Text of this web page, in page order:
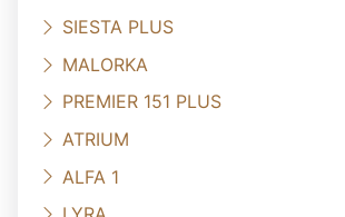
SIESTA PLUS
MALORKA
PREMIER 151 PLUS
ATRIUM
ALFA 1